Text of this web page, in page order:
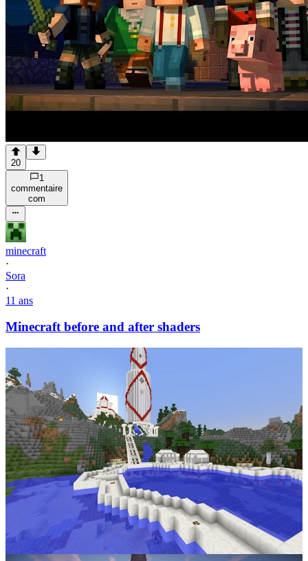
20
1
commentaire
com
minecraft
·
Sora
·
11 ans
Minecraft before and after shaders